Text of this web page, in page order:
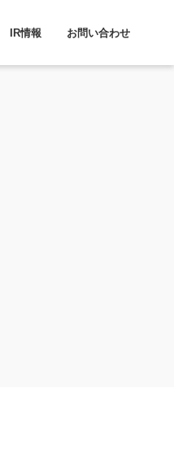
IR情報 お問い合わせ